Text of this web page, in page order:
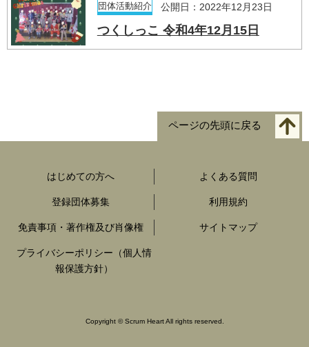
団体活動紹介 公開日：2022年12月23日
つくしっこ 令和4年12月15日
ページの先頭に戻る
はじめての方へ よくある質問
登録団体募集 利用規約
免責事項・著作権及び肖像権 サイトマップ
プライバシーポリシー（個人情
報保護方針）
Copyright ©Scrum Heart All rights reserved.